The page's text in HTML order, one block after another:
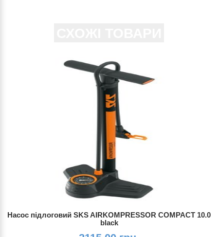
Насос підлоговий SKS AIRKOMPRESSOR COMPACT 10.0
black